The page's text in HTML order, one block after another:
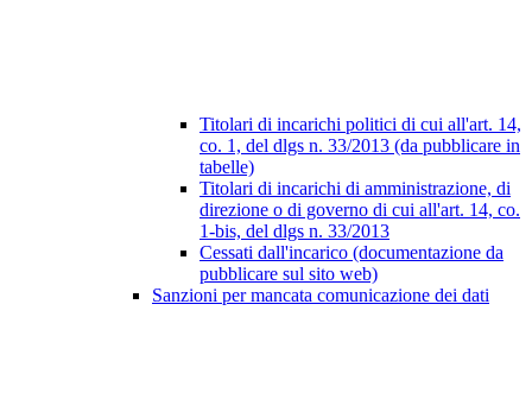
Titolari di incarichi politici di cui all'art. 14,
co. 1, del dlgs n. 33/2013 (da pubblicare in
tabelle)
Titolari di incarichi di amministrazione, di
direzione o di governo di cui all'art. 14, co.
1-bis, del dlgs n. 33/2013
Cessati dall'incarico (documentazione da
pubblicare sul sito web)
Sanzioni per mancata comunicazione dei dati